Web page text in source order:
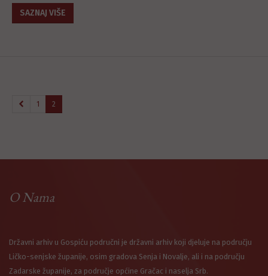
SAZNAJ VIŠE
1 2
O Nama
Državni arhiv u Gospiću područni je državni arhiv koji djeluje na području
Ličko-senjske županije, osim gradova Senja i Novalje, ali i na području
Zadarske županije, za područje općine Gračac i naselja Srb.